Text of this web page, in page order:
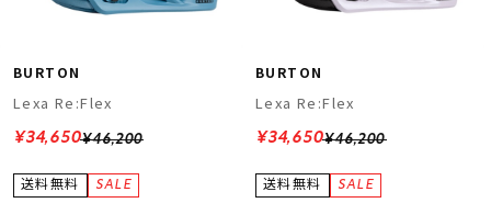
BURTON
Lexa Re:Flex
¥46,200
¥34,650
BURTON
Lexa Re:Flex
¥46,200
¥34,650